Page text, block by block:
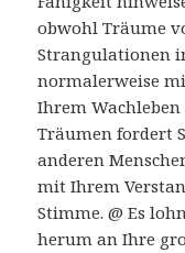
obwohl Träume
Strangulationen
normalerweise
Ihrem
Träumen fordert
anderen
mit Ihrem
Stimme. @ Es
herum an Ihre